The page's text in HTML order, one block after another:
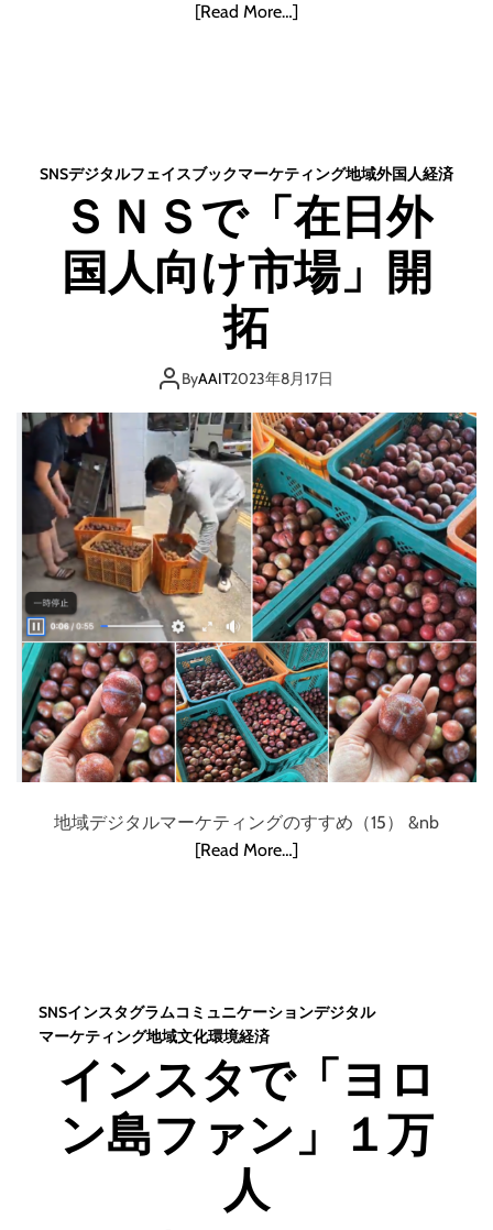
[Read More…]
SNSデジタルフェイスブックマーケティング地域外国人経済
ＳＮＳで「在日外
国人向け市場」開
拓
ByAAIT2023年8月17日
地域デジタルマーケティングのすすめ（15） &nb
[Read More…]
SNSインスタグラムコミュニケーションデジタル
マーケティング地域文化環境経済
インスタで「ヨロ
ン島ファン」１万
人